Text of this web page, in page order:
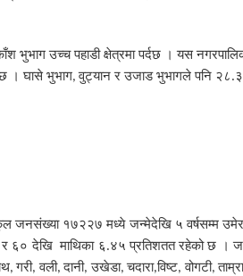
भुभाग उच्च पहाडी क्षेत्रमा पर्दछ । यस
। घासे भुभाग,वुट्यान र उजाड भुभागले पनि
जनसंख्या १७२२७ मध्ये जन्मेदेखि ५ वर्षसम्म
६० देखि माथिका ६.४५ प्रतिशतत रहेको छ ।
,गरी,वली,दानी,उखेडा,चदारा,विष्ट,वोगटी,